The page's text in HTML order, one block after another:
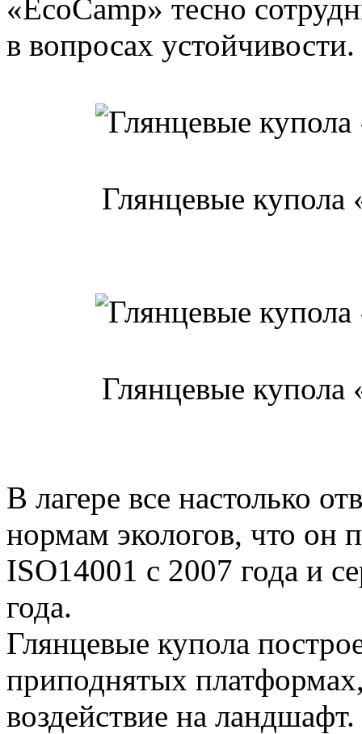
«EcoCamp» тесно
в вопросах устойчивости.
Глянцевые купола
Глянцевые купола
В лагере все настолько
нормам экологов, что он
ISO14001 с 2007 года и
года.
Глянцевые купола
приподнятых
воздействие на ландшафт.